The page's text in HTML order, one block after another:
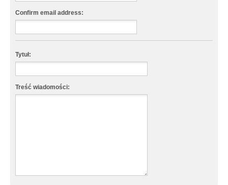
Confirm email address:
Tytuł:
Treść wiadomości: